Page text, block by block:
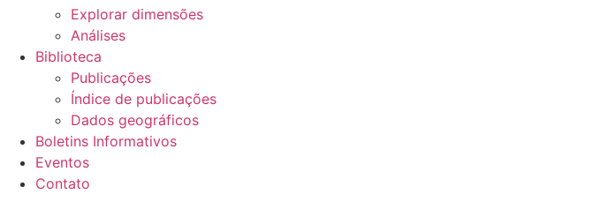
Explorar dimensões
Análises
Biblioteca
Publicações
Índice de publicações
Dados geográficos
Boletins Informativos
Eventos
Contato